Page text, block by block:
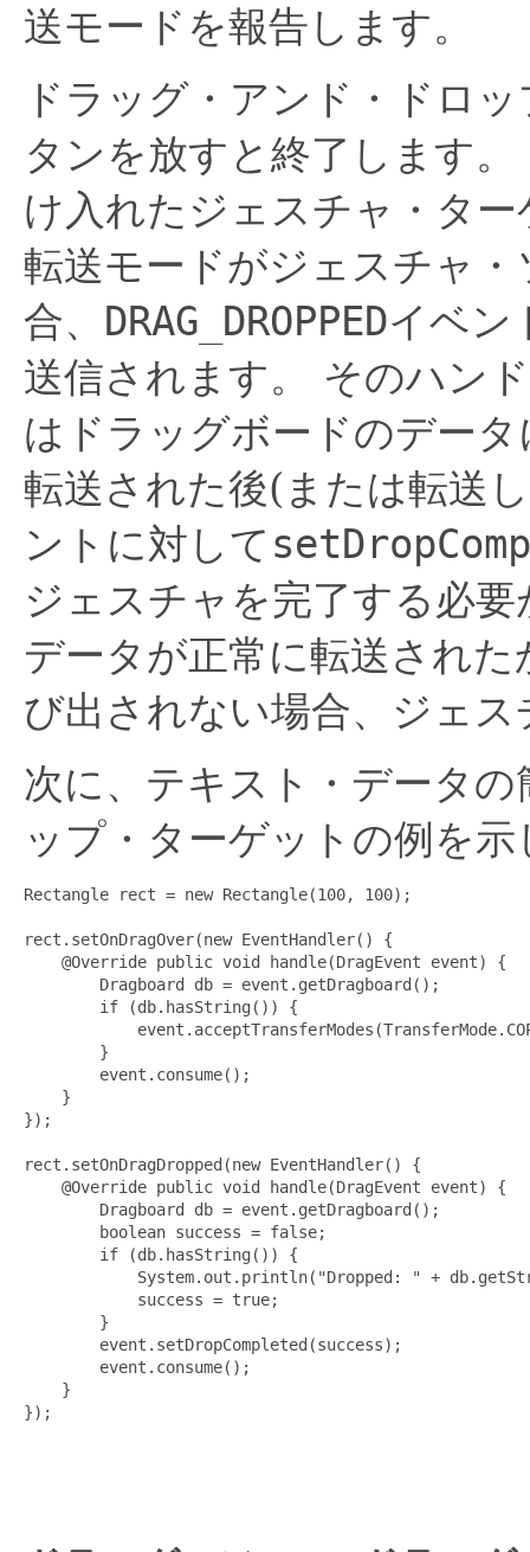
送モードを報告します。
ドラッグ・アンド・ドロ
タンを放すと終了します。
け入れたジェスチャ・タ
転送モードがジェスチャ
合、 DRAG_DROPPEDイベン
送信されます。
そのハン
はドラッグボードのデー
転送された後(または転送
ントに対して
ジェスチャを完了する必
データが正常に転送され
び出されない場合、ジェ
次に、テキスト・データ
ップ・ターゲットの例を示
Rectangle rect = new Rectangle(100, 100);
rect.setOnDragOver(new EventHandler() {
    @Override public void handle(DragEvent event) {
        Dragboard db = event.getDragboard();
        if (db.hasString()) {
        }
        event.consume();
    }
});
rect.setOnDragDropped(new EventHandler() {
    @Override public void handle(DragEvent event) {
        Dragboard db = event.getDragboard();
        boolean success = false;
        if (db.hasString()) {
System.out.println("Dropped: " +
            success = true;
        }
        event.setDropCompleted(success);
        event.consume();
    }
});